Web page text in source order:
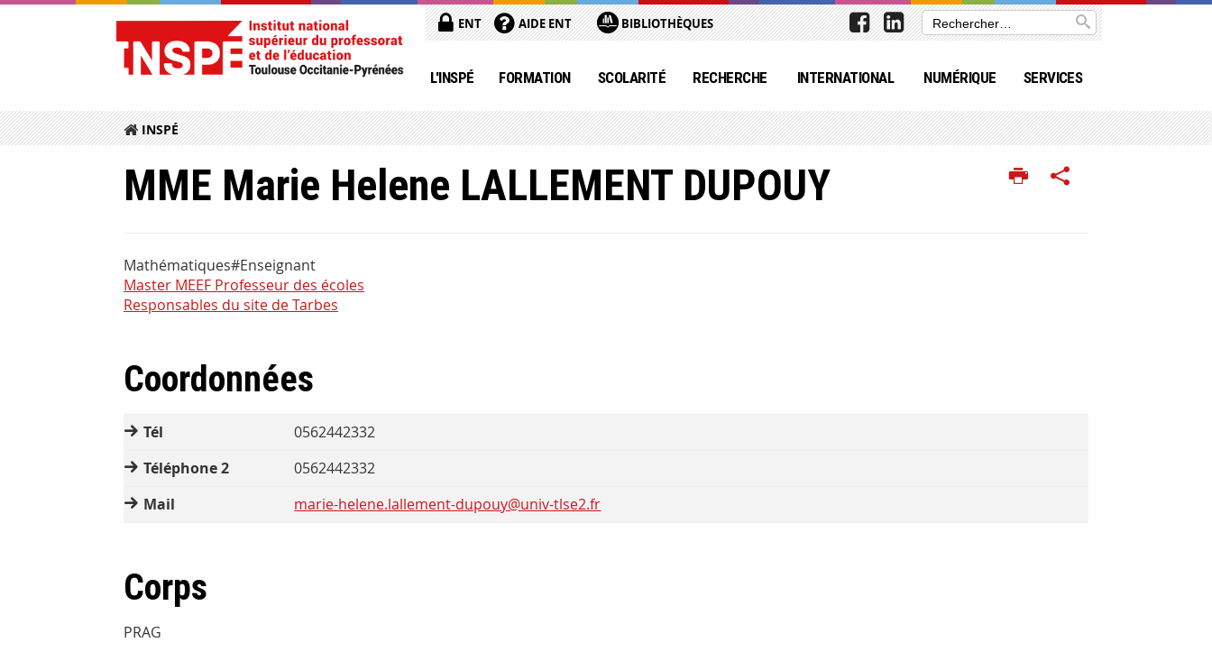
ENT AIDE ENT BIBLIOTHÈQUES
L'INSPÉ FORMATION SCOLARITÉ RECHERCHE INTERNATIONAL NUMÉRIQUE SERVICES
INSPÉ
MME Marie Helene LALLEMENT DUPOUY
Mathématiques#Enseignant
Master MEEF Professeur des écoles
Responsables du site de Tarbes
Coordonnées
Tél
0562442332
Téléphone 2
0562442332
Mail
marie-helene.lallement-dupouy@univ-tlse2.fr
Corps
PRAG